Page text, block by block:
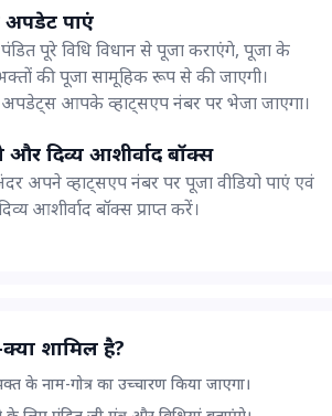
अपडेट पाएं
पूरे विधि विधान से पूजा कराएंगे, पूजा के
भक्तों की पूजा सामूहिक रूप से की जाएगी।
आपके व्हाट्सएप नंबर पर भेजा जाएगा।
और दिव्य आशीर्वाद बॉक्स
अपने व्हाट्सएप नंबर पर पूजा वीडियो पाएं एवं
आशीर्वाद बॉक्स प्राप्त करें।
शामिल है?
भक्त के नाम-गोत्र का उच्चारण किया जाएगा।